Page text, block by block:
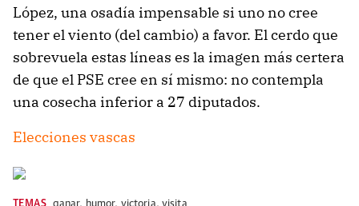
López, una osadía impensable si uno no cree
tener el viento (del cambio) a favor. El cerdo que
sobrevuela estas líneas es la imagen más certera
de que el PSE cree en sí mismo: no contempla
una cosecha inferior a 27 diputados.
Elecciones vascas